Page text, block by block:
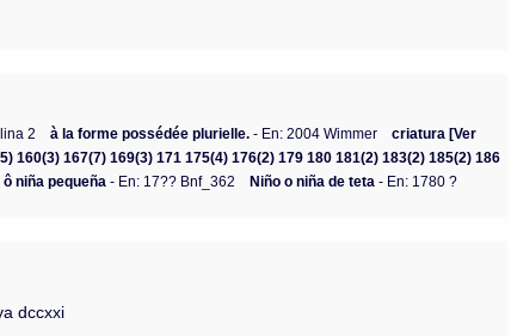
2 à la forme possédée plurielle. - En: 2004 Wimmer
criatura [Ver
160(3) 167(7) 169(3) 171 175(4) 176(2) 179 180 181(2) 183(2) 185(2) 186
ô niña pequeña - En: 17?? Bnf_362 Niño o niña de teta - En: 1780 ?
dccxxi